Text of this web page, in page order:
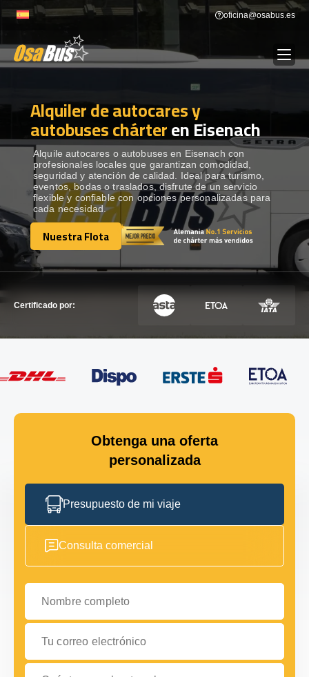
to
oficina@osabus.es
ALQUILER DE AUTOCARES
DESTINOS Show dropdown
RECORRIDAS Show dropdown
FLOTA
Alquiler de autocares y
autobuses chárteren Eisenach
Alquile autocares o autobuses en Eisenach con
profesionales locales que garantizan comodidad,
seguridad y atención de calidad. Ideal para turismo,
eventos, bodas o traslados, disfrute de un servicio
flexible y confiable con opciones personalizadas para
cada necesidad.
Nuestra Flota
Nuestra Flota
Certificado por:
Obtenga una oferta
personalizada
Presupuesto de mi viaje
Consulta comercial
Nombre completo
Tu correo electrónico
Cuéntanos sobre tus planes